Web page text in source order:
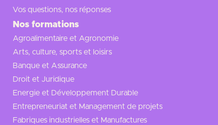
Vos questions, nos réponses
Nos formations
Agroalimentaire et Agronomie
Arts, culture, sports et loisirs
Banque et Assurance
Droit et Juridique
Energie et Développement Durable
Entrepreneuriat et Management de projets
Fabriques industrielles et Manufactures